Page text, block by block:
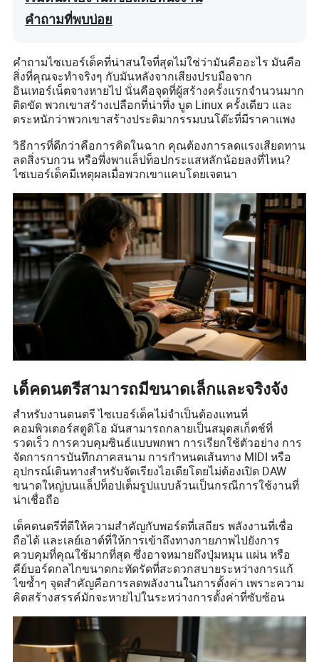
คำถามที่พบบ่อย
คำถามไซเบอร์เด็คที่น่าสนใจที่สุดไม่ใช่ว่ามันคืออะไร มันคือ
สิ่งที่คุณจะทำจริงๆ กับมันหลังจากเสียงปรบมือจาก
อินเทอร์เน็ตจางหายไป นั่นคือจุดที่ผู้สร้างครั้งแรกจำนวนมาก
ติดขัด พวกเขาสร้างเปลือกที่น่าทึ่ง บูต Linux ครั้งเดียว และ
ตระหนักว่าพวกเขาสร้างประติมากรรมบนโต๊ะที่มีราคาแพง
วิธีการที่ดีกว่าคือการคิดในฉาก คุณต้องการลดแรงเสียดทาน
ลดสิ่งรบกวน หรือพึ่งพาแล็ปท็อปกระแสหลักน้อยลงที่ไหน?
ไซเบอร์เด็คมีเหตุผลเมื่อพวกเขาแคบโดยเจตนา
เด็คดนตรีสามารถมีขนาดเล็กและจริงจัง
สำหรับงานดนตรี ไซเบอร์เด็คไม่จำเป็นต้องแทนที่
คอมพิวเตอร์สตูดิโอ มันสามารถกลายเป็นสมุดสเก็ตช์ที่
รวดเร็ว การควบคุมซินธ์แบบพกพา การเรียกใช้ตัวอย่าง การ
จัดการการบันทึกภาคสนาม การกำหนดเส้นทาง MIDI หรือ
อุปกรณ์เดินทางสำหรับจัดเรียงไอเดียโดยไม่ต้องเปิด DAW
ขนาดใหญ่บนแล็ปท็อปเต็มรูปแบบล้วนเป็นกรณีการใช้งานที่
น่าเชื่อถือ
เด็คดนตรีที่ดีให้ความสำคัญกับพอร์ตที่เสถียร พลังงานที่เชื่อ
ถือได้ และเลย์เอาต์ที่ให้การเข้าถึงทางกายภาพไปยังการ
ควบคุมที่คุณใช้มากที่สุด ซึ่งอาจหมายถึงปุ่มหมุน แผ่น หรือ
คีย์บอร์ดกลไกขนาดกะทัดรัดที่สะดวกสบายระหว่างการแก้
ไขซ้ำๆ จุดสำคัญคือการลดพลังงานในการตั้งค่า เพราะความ
คิดสร้างสรรค์มักจะหายไปในระหว่างการตั้งค่าที่ซับซ้อน